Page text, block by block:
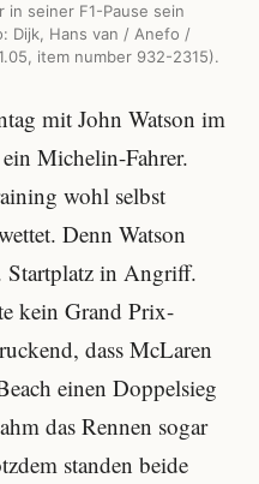
in seiner F1-Pause sein
Dijk, Hans van / Anefo /
item number 932-2315).
mit John Watson im
Michelin-Fahrer.
wohl selbst
Denn Watson
Startplatz in Angriff.
kein Grand Prix-
dass McLaren
einen Doppelsieg
das Rennen sogar
standen beide